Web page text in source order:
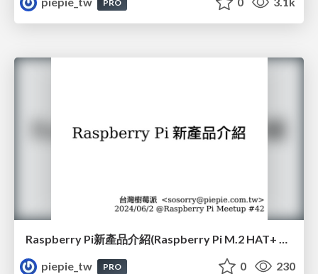
PRO
Raspberry Pi新產品介紹(Raspberry Pi M.2 HAT+ 和 Raspberry Pi AI Kit)(#42)
piepie_tw
PRO 0 230